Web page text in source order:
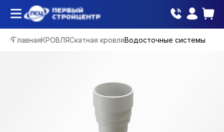
ГлавнаяКРОВЛЯСкатная кровляВодосточные системы